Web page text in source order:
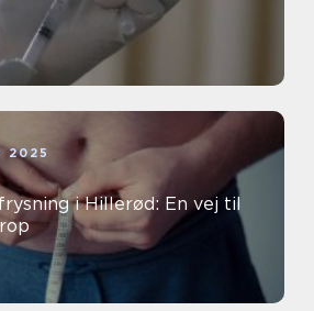
2025
i Hillerød: En vej til